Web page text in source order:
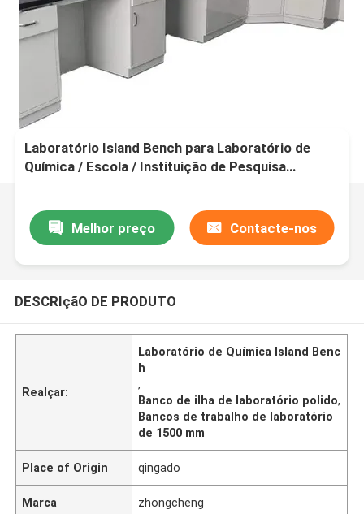
Laboratório Island Bench para Laboratório de
Química / Escola / Instituição de Pesquisa
Melhor preço Contacte-nos
DESCRIçãO DE PRODUTO
Realçar:
Laboratório de Química Island Benc
h
,
Banco de ilha de laboratório polido,
Bancos de trabalho de laboratório
de 1500 mm
Place of Origin qingado
Marca zhongcheng